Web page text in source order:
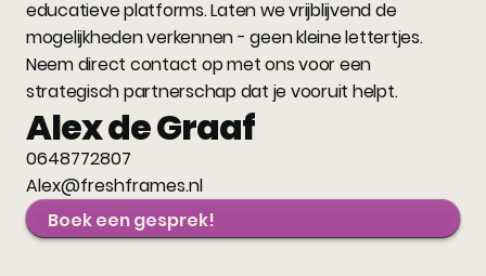
educatieve platforms. Laten we vrijblijvend de
mogelijkheden verkennen - geen kleine lettertjes.
Neem direct contact op met ons voor een
strategisch partnerschap dat je vooruit helpt.
Alex de Graaf
0648772807
Alex@freshframes.nl
Boek een gesprek!